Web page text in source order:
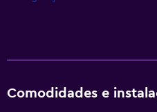
Comodidades e